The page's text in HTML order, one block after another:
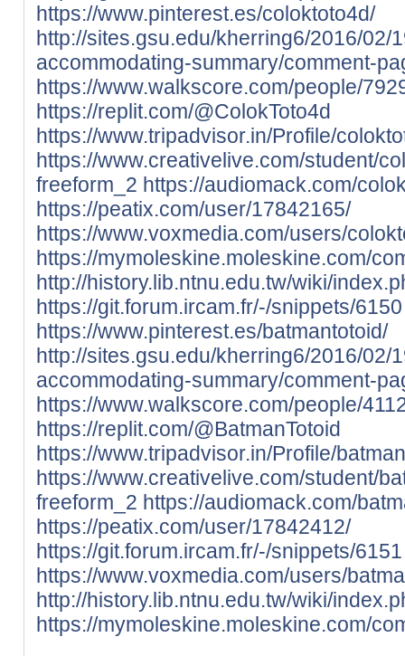
https://www.pinterest.es/coloktoto4d/
http://sites.gsu.edu/kherring6/2016/02/
accommodating-summary/comment-
https://www.walkscore.com/people/
https://replit.com/@ColokToto4d
https://www.tripadvisor.in/Profile/
https://www.creativelive.com/student/
freeform_2 https://audiomack.com/
https://peatix.com/user/17842165/
https://www.voxmedia.com/users/
https://mymoleskine.moleskine.com/
http://history.lib.ntnu.edu.tw/wiki/
https://git.forum.ircam.fr/-/snippets/6150
https://www.pinterest.es/batmantotoid/
http://sites.gsu.edu/kherring6/2016/02/
accommodating-summary/comment-
https://www.walkscore.com/people/
https://replit.com/@BatmanTotoid
https://www.tripadvisor.in/Profile/
https://www.creativelive.com/student/
freeform_2 https://audiomack.com/
https://peatix.com/user/17842412/
https://git.forum.ircam.fr/-/snippets/6151
https://www.voxmedia.com/users/
http://history.lib.ntnu.edu.tw/wiki/
https://mymoleskine.moleskine.com/